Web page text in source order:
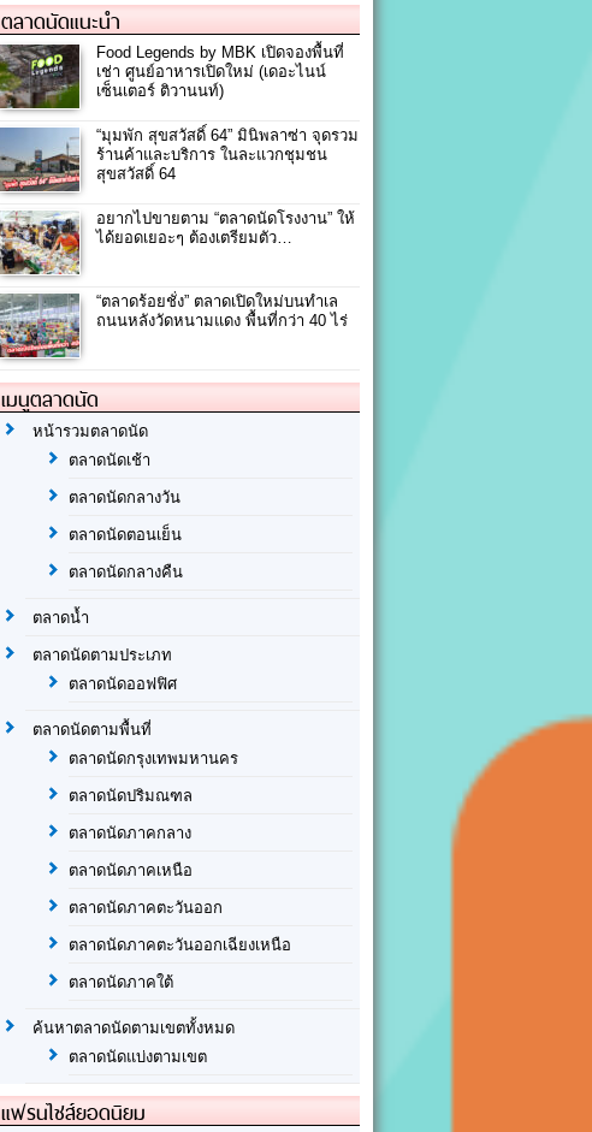
ตลาดนัดแนะนำ
Food Legends by MBK เปิดจองพื้นที่
เช่า ศูนย์อาหารเปิดใหม่ (เดอะไนน์
เซ็นเตอร์ ติวานนท์)
“มุมพัก สุขสวัสดิ์ 64” มินิพลาซ่า จุดรวม
ร้านค้าและบริการ ในละแวกชุมชน
สุขสวัสดิ์ 64
อยากไปขายตาม “ตลาดนัดโรงงาน” ให้
ได้ยอดเยอะๆ ต้องเตรียมตัว…
“ตลาดร้อยชั่ง” ตลาดเปิดใหม่บนทำเล
ถนนหลังวัดหนามแดง พื้นที่กว่า 40 ไร่
เมนูตลาดนัด
หน้ารวมตลาดนัด
ตลาดนัดเช้า
ตลาดนัดกลางวัน
ตลาดนัดตอนเย็น
ตลาดนัดกลางคืน
ตลาดน้ำ
ตลาดนัดตามประเภท
ตลาดนัดออฟฟิศ
ตลาดนัดตามพื้นที่
ตลาดนัดกรุงเทพมหานคร
ตลาดนัดปริมณฑล
ตลาดนัดภาคกลาง
ตลาดนัดภาคเหนือ
ตลาดนัดภาคตะวันออก
ตลาดนัดภาคตะวันออกเฉียงเหนือ
ตลาดนัดภาคใต้
ค้นหาตลาดนัดตามเขตทั้งหมด
ตลาดนัดแบ่งตามเขต
แฟรนไชส์ยอดนิยม